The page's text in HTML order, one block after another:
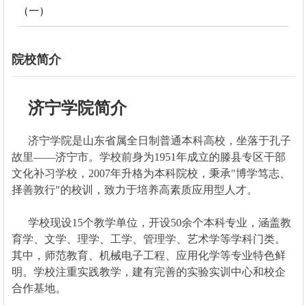
（一）
院校简介
济宁学院简介
济宁学院是山东省属全日制普通本科高校，坐落于孔子
故里——济宁市。学校前身为1951年成立的滕县专区干部
文化补习学校，2007年升格为本科院校，秉承"博学笃志、
择善敦行"的校训，致力于培养高素质应用型人才。
学校现设15个教学单位，开设50余个本科专业，涵盖教
育学、文学、理学、工学、管理学、艺术学等学科门类。
其中，师范教育、机械电子工程、应用化学等专业特色鲜
明。学校注重实践教学，建有完善的实验实训中心和校企
合作基地。